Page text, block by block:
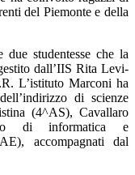
del Piemonte e della
studentesse che la
dall’IIS Rita Levi-
L’istituto Marconi ha
di scienze
(4^AS), Cavallaro
di informatica e
accompagnati dal